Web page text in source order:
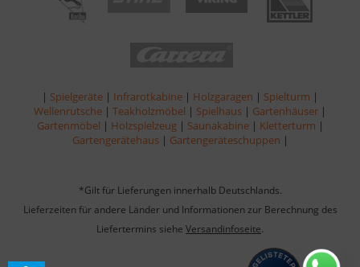
| Spielgeräte | Infrarotkabine | Holzgaragen | Spielturm |
Wellenrutsche | Teakholzmöbel | Spielhaus | Gartenhäuser |
Gartenmöbel | Holzspielzeug | Saunakabine | Kletterturm |
Gartengerätehaus | Gartengeräteschuppen |
*Gilt für Lieferungen innerhalb Deutschlands.
Lieferzeiten für andere Länder und Informationen zur Berechnung des
Liefertermins siehe Versandinfoseite.